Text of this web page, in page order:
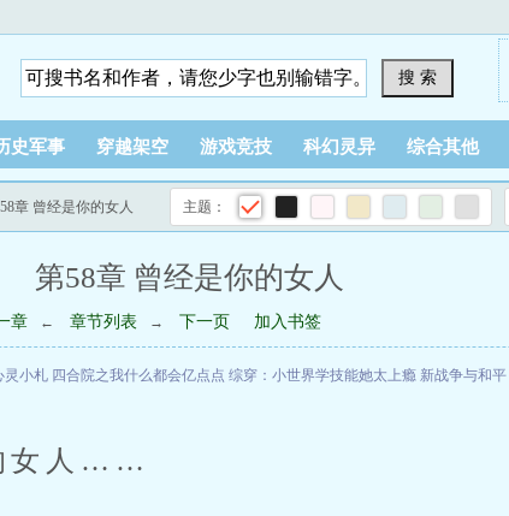
搜 索
史军事 穿越架空 游戏竞技 科幻灵异 综合其他
主题：
章 曾经是你的女人
第58章 曾经是你的女人
章 ← 章节列表 → 下一页 加入书签
灵小札 四合院之我什么都会亿点点 综穿：小世界学技能她太上瘾 新战争与和平
女人……